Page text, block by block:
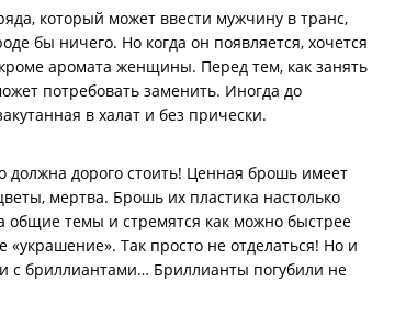
который может ввести мужчину в транс,
бы ничего. Но когда он появляется, хочется
аромата женщины. Перед тем, как занять
потребовать заменить. Иногда до
в халат и без прически.
должна дорого стоить! Ценная брошь имеет
мертва. Брошь их пластика настолько
общие темы и стремятся как можно быстрее
Так просто не отделаться! Но и
с бриллиантами… Бриллианты погубили не